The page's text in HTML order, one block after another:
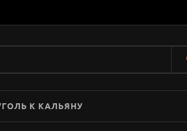
К КАЛЬЯНУ